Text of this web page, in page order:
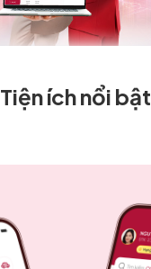
Tiện ích nổi bật